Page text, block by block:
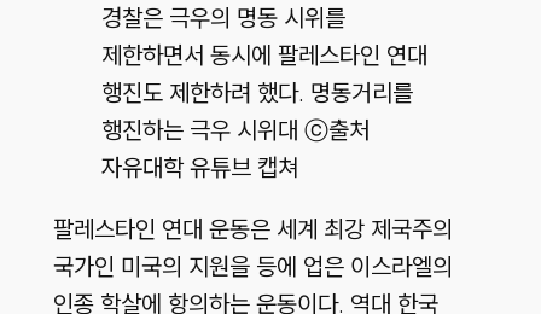
경찰은 극우의 명동 시위를
제한하면서 동시에 팔레스타인 연대
행진도 제한하려 했다. 명동거리를
행진하는 극우 시위대 ⓒ출처
자유대학 유튜브 캡쳐
팔레스타인 연대 운동은 세계 최강 제국주의
국가인 미국의 지원을 등에 업은 이스라엘의
인종 학살에 항의하는 운동이다. 역대 한국